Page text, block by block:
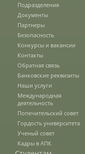
Конкурсы и
Контакты
Обратная связь
Подразделения
Документы
Партнеры
Безопасность
Конкурсы и вакансии
Контакты
Обратная связь
Банковские реквизиты
Наши услуги
Международная
деятельность
Попечительский совет
Гордость университета
Ученый совет
Кадры в АПК